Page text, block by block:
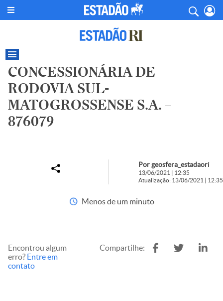
CONCESSIONÁRIA DE
RODOVIA SUL-
MATOGROSSENSE S.A. –
876079
Por geosfera_estadaori
13/06/2021 | 12:35
Atualização: 13/06/2021 | 12:35
Menos de um minuto
Encontrou algum
erro? Entre em
contato
Compartilhe: